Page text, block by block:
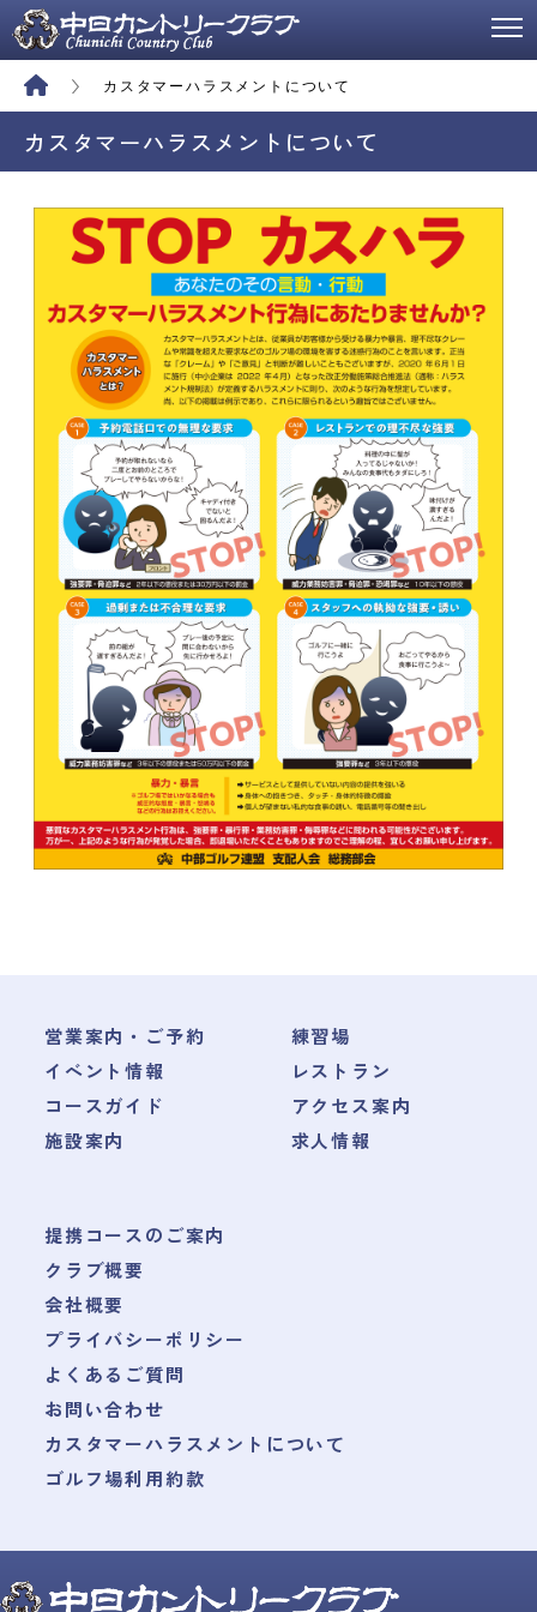
カスタマーハラスメントについて
カスタマーハラスメントについて
営業案内・ご予約
イベント情報
コースガイド
施設案内
練習場
レストラン
アクセス案内
求人情報
提携コースのご案内
クラブ概要
会社概要
プライバシーポリシー
よくあるご質問
お問い合わせ
カスタマーハラスメントについて
ゴルフ場利用約款